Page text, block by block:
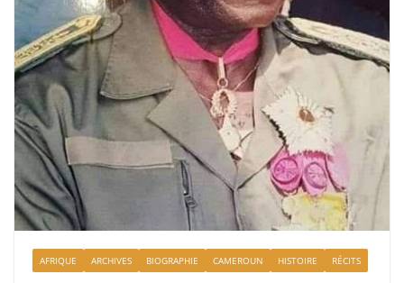
AFRIQUE ARCHIVES BIOGRAPHIE CAMEROUN HISTOIRE RÉCITS